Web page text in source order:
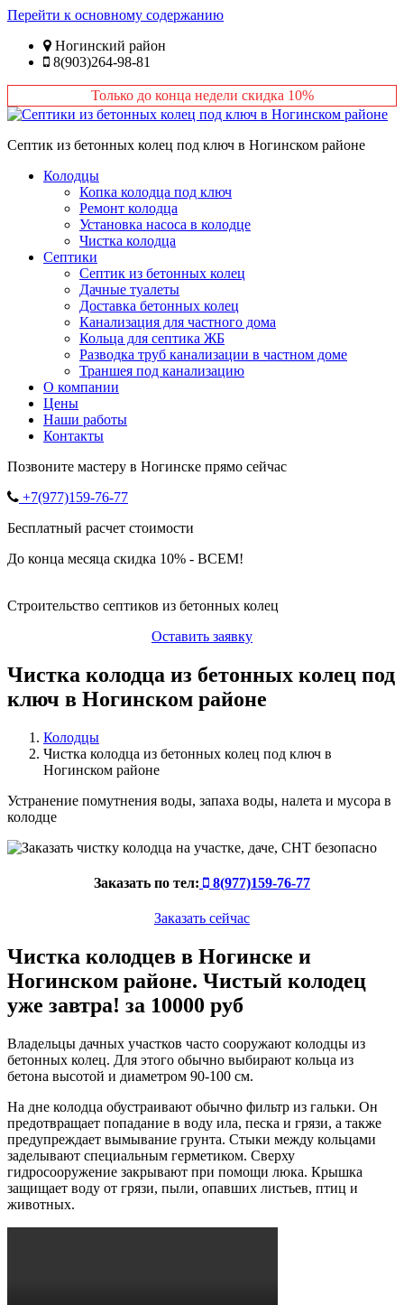
Перейти к основному содержанию
Ногинский район
8(903)264-98-81
Только до конца недели скидка 10%
Септик из бетонных колец под ключ в Ногинском районе
Колодцы
Копка колодца под ключ
Ремонт колодца
Установка насоса в колодце
Чистка колодца
Септики
Септик из бетонных колец
Дачные туалеты
Доставка бетонных колец
Канализация для частного дома
Кольца для септика ЖБ
Разводка труб канализации в частном доме
Траншея под канализацию
О компании
Цены
Наши работы
Контакты
Позвоните мастеру в Ногинске прямо сейчас
+7(977)159-76-77
Бесплатный расчет стоимости
До конца месяца скидка 10% - ВСЕМ!
Строительство септиков из бетонных колец
Оставить заявку
Чистка колодца из бетонных колец под
ключ в Ногинском районе
Колодцы
Чистка колодца из бетонных колец под ключ в
Ногинском районе
Устранение помутнения воды, запаха воды, налета и мусора в
колодце
Заказать по тел: 8(977)159-76-77
Заказать сейчас
Чистка колодцев в Ногинске и
Ногинском районе. Чистый колодец
уже завтра! за 10000 руб
Владельцы дачных участков часто сооружают колодцы из
бетонных колец. Для этого обычно выбирают кольца из
бетона высотой и диаметром 90-100 см.
На дне колодца обустраивают обычно фильтр из гальки. Он
предотвращает попадание в воду ила, песка и грязи, а также
предупреждает вымывание грунта. Стыки между кольцами
заделывают специальным герметиком. Сверху
гидросооружение закрывают при помощи люка. Крышка
защищает воду от грязи, пыли, опавших листьев, птиц и
животных.